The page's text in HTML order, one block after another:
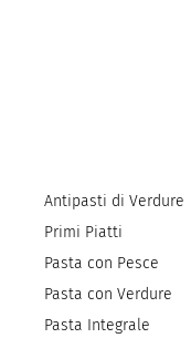
Antipasti di Verdure
Primi Piatti
Pasta con Pesce
Pasta con Verdure
Pasta Integrale